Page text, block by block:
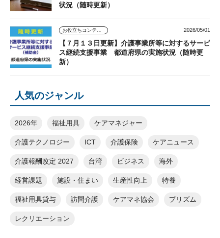
状況（随時更新）
2026/05/01
【７月１３日更新】介護事業所等に対するサービ
ス継続支援事業 都道府県の実施状況（随時更
新）
人気のジャンル
2026年 福祉用具 ケアマネジャー
介護テクノロジー ICT 介護保険 ケアニュース
介護報酬改定 2027 台湾 ビジネス 海外
経営課題 施設・住まい 生産性向上 特養
福祉用具貸与 訪問介護 ケアマネ協会 プリズム
レクリエーション